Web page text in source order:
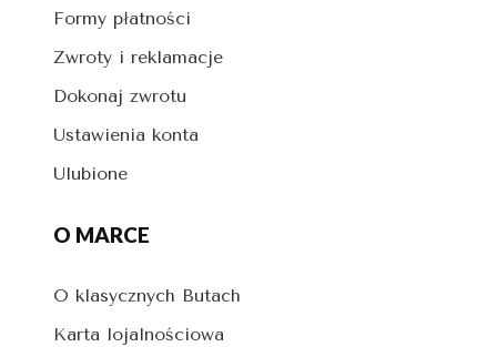
Formy płatności
Zwroty i reklamacje
Dokonaj zwrotu
Ustawienia konta
Ulubione
O MARCE
O klasycznych Butach
Karta lojalnościowa